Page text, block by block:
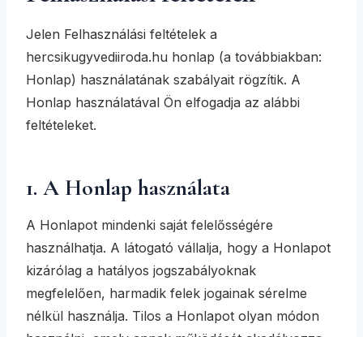
Jelen Felhasználási feltételek a
hercsikugyvediiroda.hu honlap (a továbbiakban:
Honlap) használatának szabályait rögzítik. A
Honlap használatával Ön elfogadja az alábbi
feltételeket.
1. A Honlap használata
A Honlapot mindenki saját felelősségére
használhatja. A látogató vállalja, hogy a Honlapot
kizárólag a hatályos jogszabályoknak
megfelelően, harmadik felek jogainak sérelme
nélkül használja. Tilos a Honlapot olyan módon